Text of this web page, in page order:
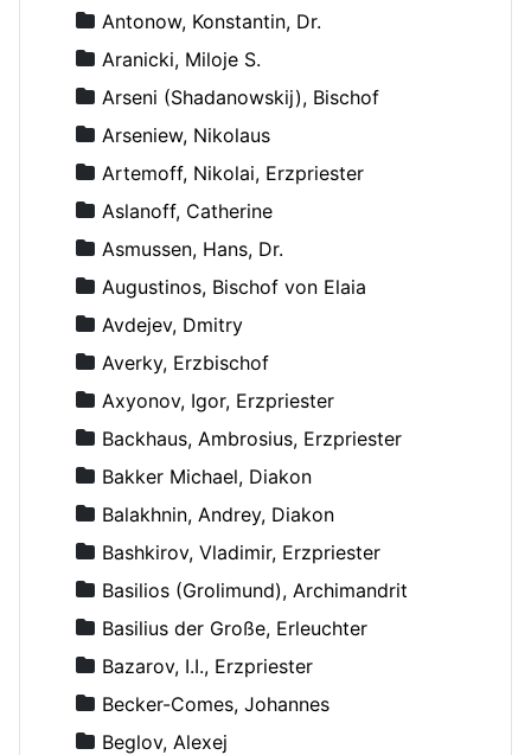
Antonow, Konstantin, Dr.
Aranicki, Miloje S.
Arseni (Shadanowskij), Bischof
Arseniew, Nikolaus
Artemoff, Nikolai, Erzpriester
Aslanoff, Catherine
Asmussen, Hans, Dr.
Augustinos, Bischof von Elaia
Avdejev, Dmitry
Averky, Erzbischof
Axyonov, Igor, Erzpriester
Backhaus, Ambrosius, Erzpriester
Bakker Michael, Diakon
Balakhnin, Andrey, Diakon
Bashkirov, Vladimir, Erzpriester
Basilios (Grolimund), Archimandrit
Basilius der Große, Erleuchter
Bazarov, I.I., Erzpriester
Becker-Comes, Johannes
Beglov, Alexej